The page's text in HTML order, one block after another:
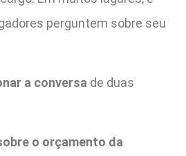
perguntem sobre seu
a conversa de duas
o orçamento da